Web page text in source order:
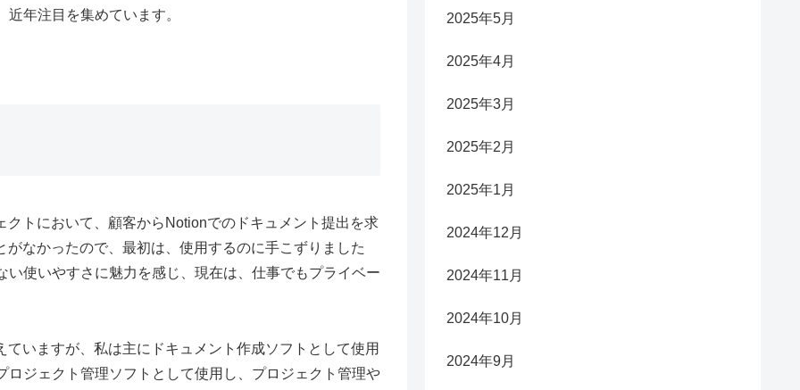
年注目を集めています。
トにおいて、顧客からNotionでのドキュメント提出を求
なかったので、最初は、使用するのに手こずりました
使いやすさに魅力を感じ、現在は、仕事でもプライベー
いますが、私は主にドキュメント作成ソフトとして使用
ジェクト管理ソフトとして使用し、プロジェクト管理や
2025年5月
2025年4月
2025年3月
2025年2月
2025年1月
2024年12月
2024年11月
2024年10月
2024年9月